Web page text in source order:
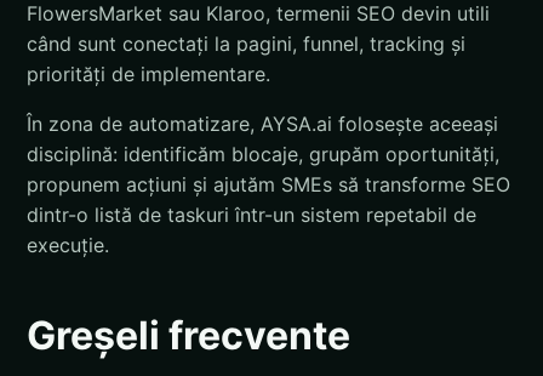
FlowersMarket sau Klaroo, termenii SEO devin utili
când sunt conectați la pagini, funnel, tracking și
priorități de implementare.
În zona de automatizare, AYSA.ai folosește aceeași
disciplină: identificăm blocaje, grupăm oportunități,
propunem acțiuni și ajutăm SMEs să transforme SEO
dintr-o listă de taskuri într-un sistem repetabil de
execuție.
Greșeli frecvente